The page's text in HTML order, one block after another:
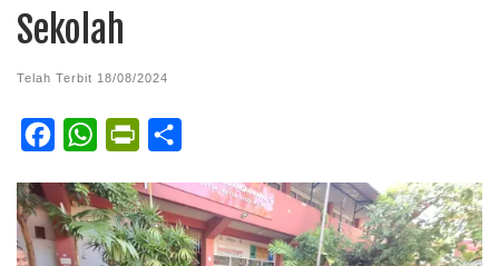
Sekolah
Telah Terbit 18/08/2024
c
e
W
a
t
i
n
a
r